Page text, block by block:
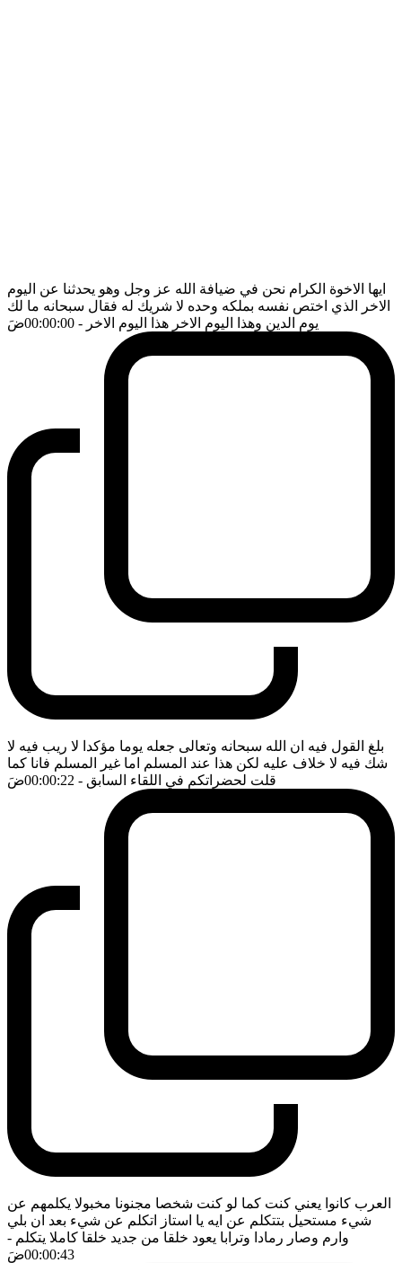
ايها الاخوة الكرام نحن في ضيافة الله عز وجل وهو يحدثنا عن اليوم
الاخر الذي اختص نفسه بملكه وحده لا شريك له فقال سبحانه ما لك
يوم الدين وهذا اليوم الاخر هذا اليوم الاخر - 00:00:00 ضَ
بلغ القول فيه ان الله سبحانه وتعالى جعله يوما مؤكدا لا ريب فيه لا
شك فيه لا خلاف عليه لكن هذا عند المسلم اما غير المسلم فانا كما
قلت لحضراتكم في اللقاء السابق - 00:00:22 ضَ
العرب كانوا يعني كنت كما لو كنت شخصا مجنونا مخبولا يكلمهم عن
شيء مستحيل بتتكلم عن ايه يا استاز اتكلم عن شيء بعد ان بلي
وارم وصار رمادا وترابا يعود خلقا من جديد خلقا كاملا يتكلم -
00:00:43ضَ